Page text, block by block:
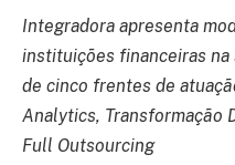
Integradora apresenta
instituições financeiras na
de cinco frentes de
Analytics, Transformação
Full Outsourcing